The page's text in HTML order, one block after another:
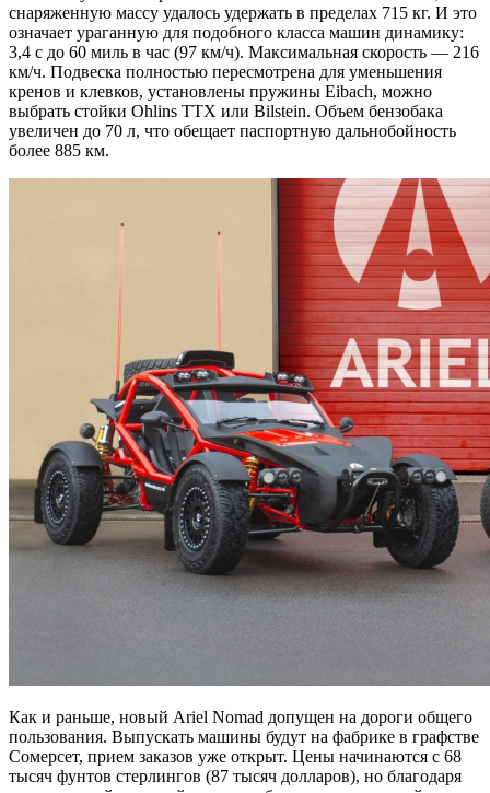
снаряженную массу удалось удержать в пределах 715 кг. И это
означает ураганную для подобного класса машин динамику:
3,4 с до 60 миль в час (97 км/ч). Максимальная скорость — 216
км/ч. Подвеска полностью пересмотрена для уменьшения
кренов и клевков, установлены пружины Eibach, можно
выбрать стойки Ohlins TTX или Bilstein. Объем бензобака
увеличен до 70 л, что обещает паспортную дальнобойность
более 885 км.
Как и раньше, новый Ariel Nomad допущен на дороги общего
пользования. Выпускать машины будут на фабрике в графстве
Сомерсет, прием заказов уже открыт. Цены начинаются с 68
тысяч фунтов стерлингов (87 тысяч долларов), но благодаря